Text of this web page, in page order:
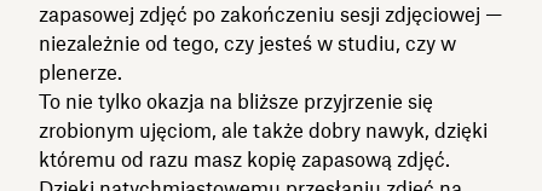
zapasowej zdjęć po zakończeniu sesji zdjęciowej —
niezależnie od tego, czy jesteś w studiu, czy w
plenerze.
To nie tylko okazja na bliższe przyjrzenie się
zrobionym ujęciom, ale także dobry nawyk, dzięki
któremu od razu masz kopię zapasową zdjęć.